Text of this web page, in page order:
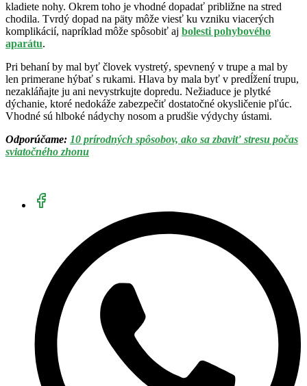
kladiete nohy. Okrem toho je vhodné dopadať približne na stred
chodila. Tvrdý dopad na päty môže viesť ku vzniku viacerých
komplikácií, napríklad môže spôsobiť aj bolesti pohybového
aparátu.
Pri behaní by mal byť človek vystretý, spevnený v trupe a mal by
len primerane hýbať s rukami. Hlava by mala byť v predĺžení trupu,
nezakláňajte ju ani nevystrkujte dopredu. Nežiaduce je plytké
dýchanie, ktoré nedokáže zabezpečiť dostatočné okysličenie pľúc.
Vhodné sú hlboké nádychy nosom a prudšie výdychy ústami.
Odporúčame: 10 prírodných spôsobov, ako sa zbaviť stresu počas
sviatočného zhonu